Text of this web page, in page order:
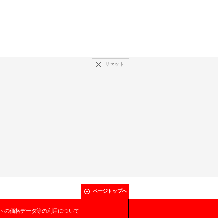
リセット
ページトップへ
の価格データ等の利用について